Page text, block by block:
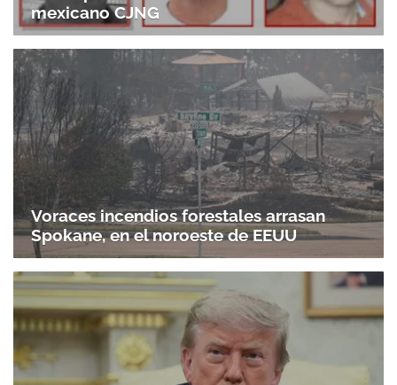
mexicano CJNG
Voraces incendios forestales arrasan
Spokane, en el noroeste de EEUU